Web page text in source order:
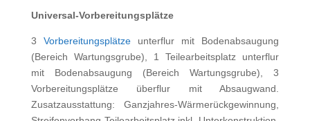
Universal-Vorbereitungsplätze
3 Vorbereitungsplätzeunterflur mit Bodenabsaugung
(Bereich Wartungsgrube), 1 Teilearbeitsplatz unterflur
mit Bodenabsaugung (Bereich Wartungsgrube), 3
Vorbereitungsplätze überflur mit Absaugwand.
Zusatzausstattung: Ganzjahres-Wärmerückgewinnung,